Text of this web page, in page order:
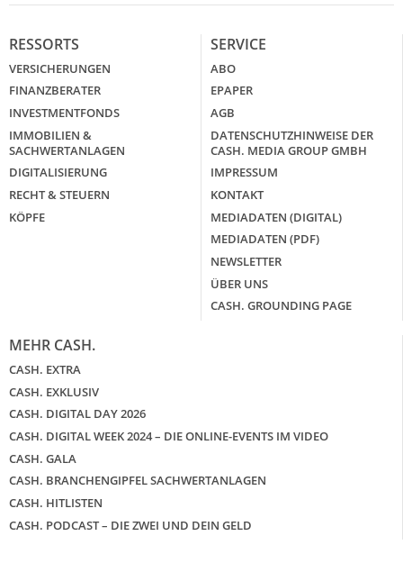
RESSORTS
VERSICHERUNGEN
FINANZBERATER
INVESTMENTFONDS
IMMOBILIEN &
SACHWERTANLAGEN
DIGITALISIERUNG
RECHT & STEUERN
KÖPFE
SERVICE
ABO
EPAPER
AGB
DATENSCHUTZHINWEISE DER
CASH. MEDIA GROUP GMBH
IMPRESSUM
KONTAKT
MEDIADATEN (DIGITAL)
MEDIADATEN (PDF)
NEWSLETTER
ÜBER UNS
CASH. GROUNDING PAGE
MEHR CASH.
CASH. EXTRA
CASH. EXKLUSIV
CASH. DIGITAL DAY 2026
CASH. DIGITAL WEEK 2024 – DIE ONLINE-EVENTS IM VIDEO
CASH. GALA
CASH. BRANCHENGIPFEL SACHWERTANLAGEN
CASH. HITLISTEN
CASH. PODCAST – DIE ZWEI UND DEIN GELD